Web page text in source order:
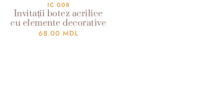
IC 008
Invitații botez acrilice
cu elemente decorative
68.00 MDL